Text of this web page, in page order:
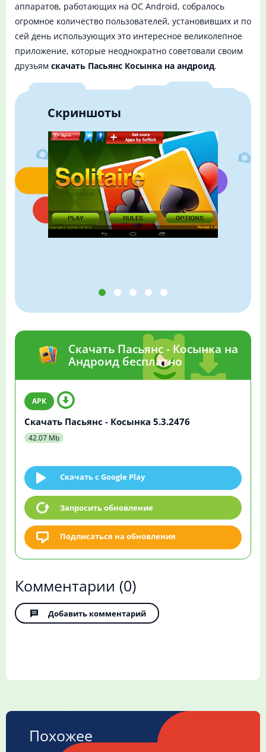
аппаратов, работающих на ОС Android, собралось
огромное количество пользователей, установивших и по
сей день использующих это интересное великолепное
приложение, которые неоднократно советовали своим
друзьям скачать Пасьянс Косынка на андроид.
Скриншоты
Скачать Пасьянс - Косынка на
Андроид бесплатно
Скачать Пасьянс - Косынка 5.3.2476
42.07 Mb
Скачать c Google Play
Запросить обновление
Подписаться на обновления
Комментарии (0)
Добавить комментарий
Похожее